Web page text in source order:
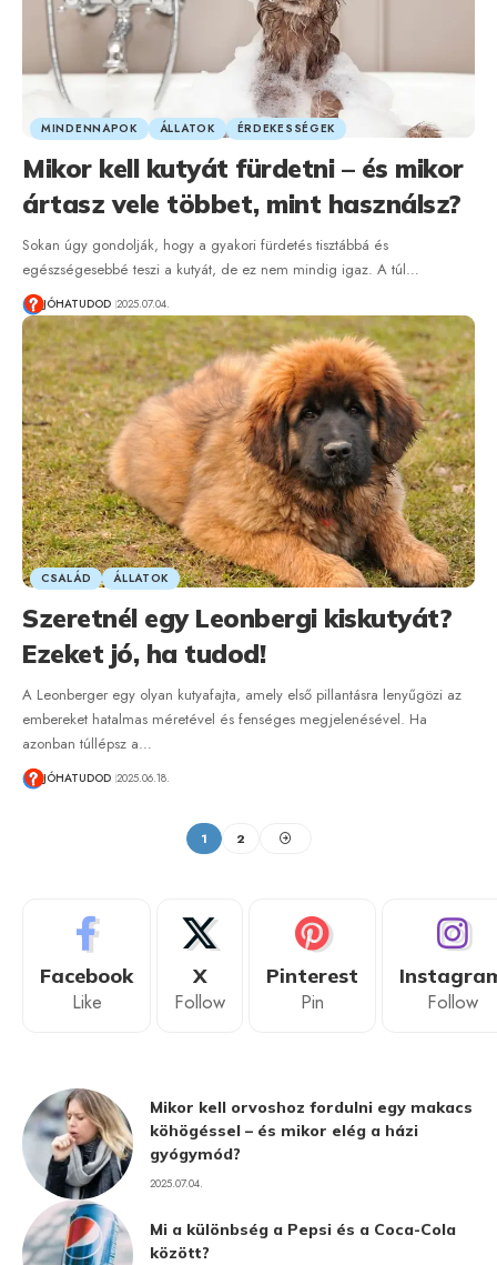
MINDENNAPOK ÁLLATOK ÉRDEKESSÉGEK
Mikor kell kutyát fürdetni – és mikor
ártasz vele többet, mint használsz?
Sokan úgy gondolják, hogy a gyakori fürdetés tisztábbá és
egészségesebbé teszi a kutyát, de ez nem mindig igaz. A túl…
JÓHATUDOD 2025.07.04.
CSALÁD ÁLLATOK
Szeretnél egy Leonbergi kiskutyát?
Ezeket jó, ha tudod!
A Leonberger egy olyan kutyafajta, amely első pillantásra lenyűgözi az
embereket hatalmas méretével és fenséges megjelenésével. Ha
azonban túllépsz a…
JÓHATUDOD 2025.06.18.
1 2
Facebook
Like
X
Follow
Pinterest
Pin Follow
Mikor kell orvoshoz fordulni egy makacs
köhögéssel – és mikor elég a házi
gyógymód?
2025.07.04.
Mi a különbség a Pepsi és a Coca-Cola
között?